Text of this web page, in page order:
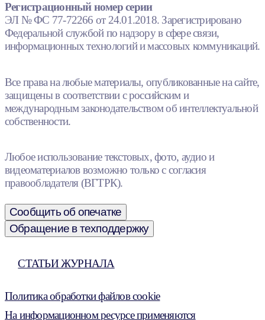
Регистрационный номер серии
ЭЛ № ФС 77-72266 от 24.01.2018. Зарегистрировано
Федеральной службой по надзору в сфере связи,
информационных технологий и массовых коммуникаций.
Все права на любые материалы, опубликованные на сайте,
защищены в соответствии с российским и
международным законодательством об интеллектуальной
собственности.
Любое использование текстовых, фото, аудио и
видеоматериалов возможно только с согласия
правообладателя (ВГТРК).
Сообщить об опечатке
Обращение в техподдержку
СТАТЬИ ЖУРНАЛА
Политика обработки файлов cookie
На информационном ресурсе применяются